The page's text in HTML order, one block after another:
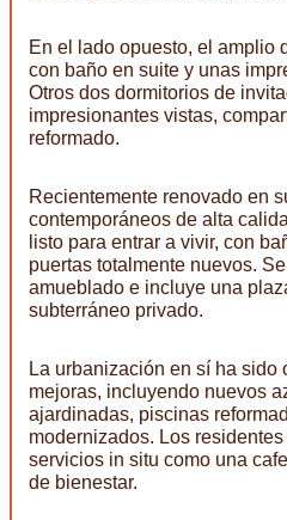
En el lado opuesto, el amplio
con baño en suite y unas
Otros dos dormitorios de
impresionantes vistas,
reformado.
Recientemente renovado en
contemporáneos de alta
listo para entrar a vivir, con
puertas totalmente nuevos.
amueblado e incluye una
subterráneo privado.
La urbanización en sí ha sido
mejoras, incluyendo nuevos
ajardinadas, piscinas
modernizados. Los
servicios in situ como una
de bienestar.